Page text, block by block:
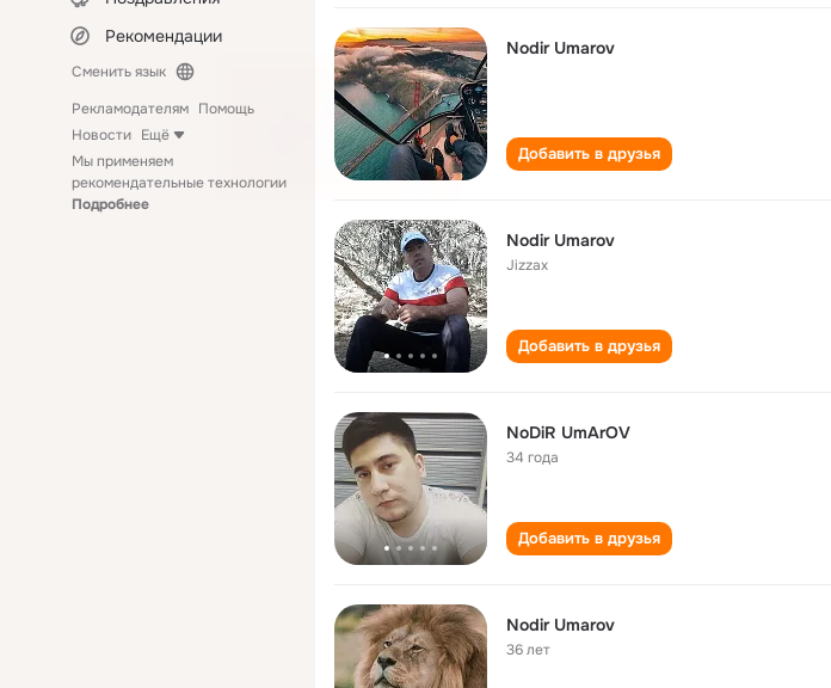
Рекомендации
Сменить язык
Рекламодателям Помощь
Новости Ещё
Мы применяем
рекомендательные технологии
Подробнее
Nodir Umarov
Добавить в друзья
Nodir Umarov
Jizzax
Добавить в друзья
NoDiR UmArOV
34 года
Добавить в друзья
Nodir Umarov
36 лет